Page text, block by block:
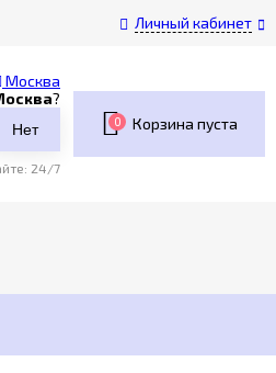
Личный кабинет
Москва
?
24/7
0 Корзина пуста